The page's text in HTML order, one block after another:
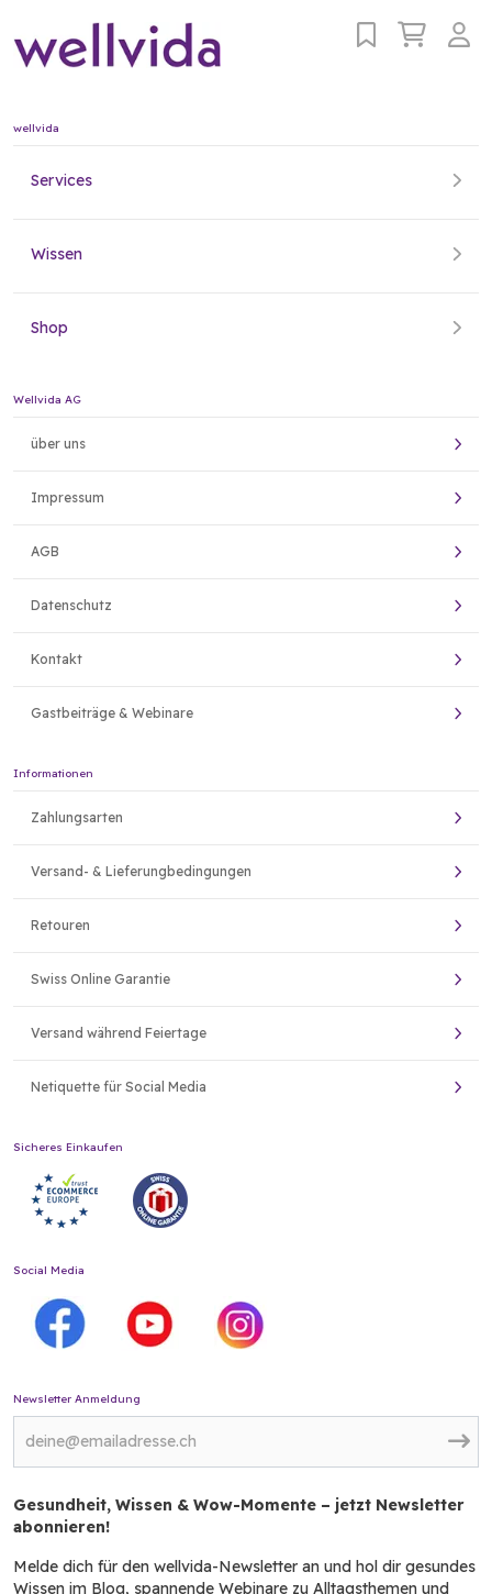
wellvida
Services
Wissen
Shop
Wellvida AG
über uns
Impressum
AGB
Datenschutz
Kontakt
Gastbeiträge & Webinare
Informationen
Zahlungsarten
Versand- & Lieferungbedingungen
Retouren
Swiss Online Garantie
Versand während Feiertage
Netiquette für Social Media
Sicheres Einkaufen
Social Media
Newsletter Anmeldung
Gesundheit, Wissen & Wow-Momente – jetzt Newsletter
abonnieren!
Melde dich für den wellvida-Newsletter an und hol dir gesundes
Wissen im Blog, spannende Webinare zu Alltagsthemen und